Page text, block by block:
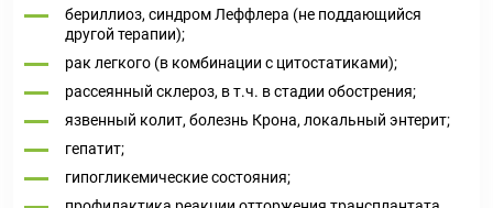
бериллиоз, синдром Леффлера (не поддающийся
другой терапии);
рак легкого (в комбинации с цитостатиками);
рассеянный склероз, в т.ч. в стадии обострения;
язвенный колит, болезнь Крона, локальный энтерит;
гепатит;
гипогликемические состояния;